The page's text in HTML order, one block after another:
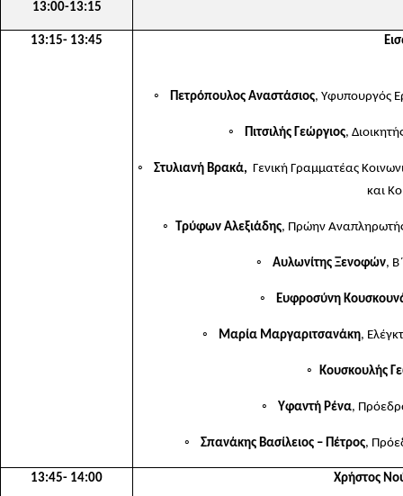
13:00-13:15
13:15- 13:45
◦ Πετρόπουλος Αναστάσιος, Υφυπουργός
◦ Πιτσιλής Γεώργιος,
◦ Στυλιανή Βρακά, Γενική Γραμματέας
και
◦ Τρύφων Αλεξιάδης, Πρώην
◦ Αυλωνίτης Ξενοφών,
◦ Ευφροσύνη
◦ Μαρία Μαργαριτσανάκη,
◦ Κουσκουλής
◦ Υφαντή Ρένα,
◦ Σπανάκης Βασίλειος – Πέτρος,
13:45- 14:00 Χρήστος